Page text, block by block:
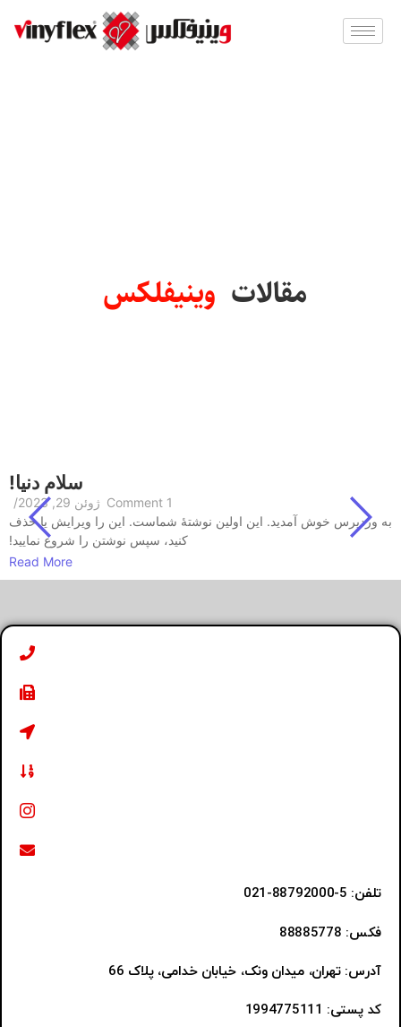
مقالات وینیفلکس
سلام دنیا!
ژوئن 29, 2023 /
1 Comment
به وردپرس خوش آمدید. این اولین نوشتهٔ شماست. این را ویرایش یا حذف
کنید، سپس نوشتن را شروع نمایید!
Read More
تلفن: 5-88792000-021
فکس: 88885778
آدرس: تهران، میدان ونک، خیابان خدامی، پلاک 66
کد پستی: 1994775111